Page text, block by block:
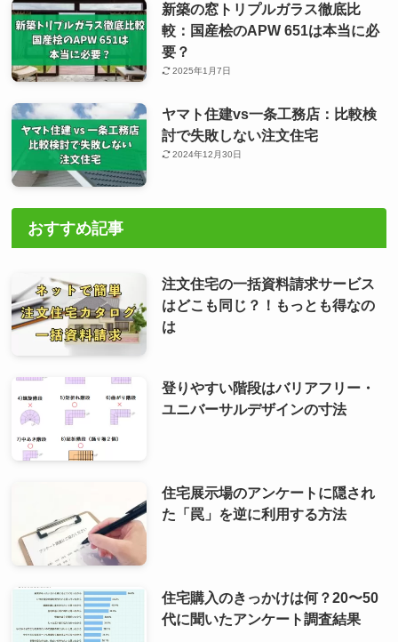
新築の窓トリプルガラス徹底比
較：国産桧のAPW 651は本当に必
要？
2025年1月7日
ヤマト住建vs一条工務店：比較検
討で失敗しない注文住宅
2024年12月30日
おすすめ記事
注文住宅の一括資料請求サービス
はどこも同じ？！もっとも得なの
は
登りやすい階段はバリアフリー・
ユニバーサルデザインの寸法
住宅展示場のアンケートに隠され
た「罠」を逆に利用する方法
住宅購入のきっかけは何？20〜50
代に聞いたアンケート調査結果